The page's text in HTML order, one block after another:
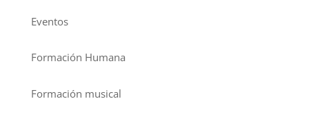
Eventos
Formación Humana
Formación musical